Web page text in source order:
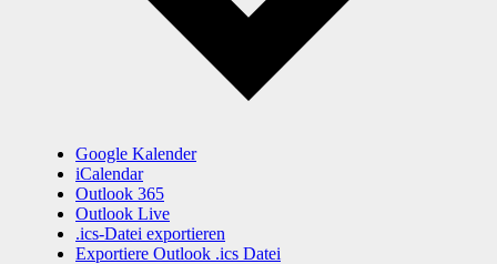
Google Kalender
iCalendar
Outlook 365
Outlook Live
.ics-Datei exportieren
Exportiere Outlook .ics Datei